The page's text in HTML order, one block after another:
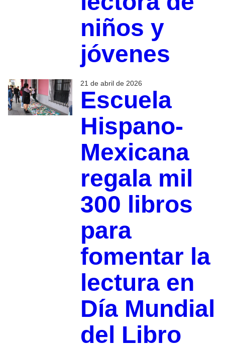
niños y
jóvenes
21 de abril de 2026
Escuela
Hispano-
Mexicana
regala mil
300 libros
para
fomentar la
lectura en
Día Mundial
del Libro